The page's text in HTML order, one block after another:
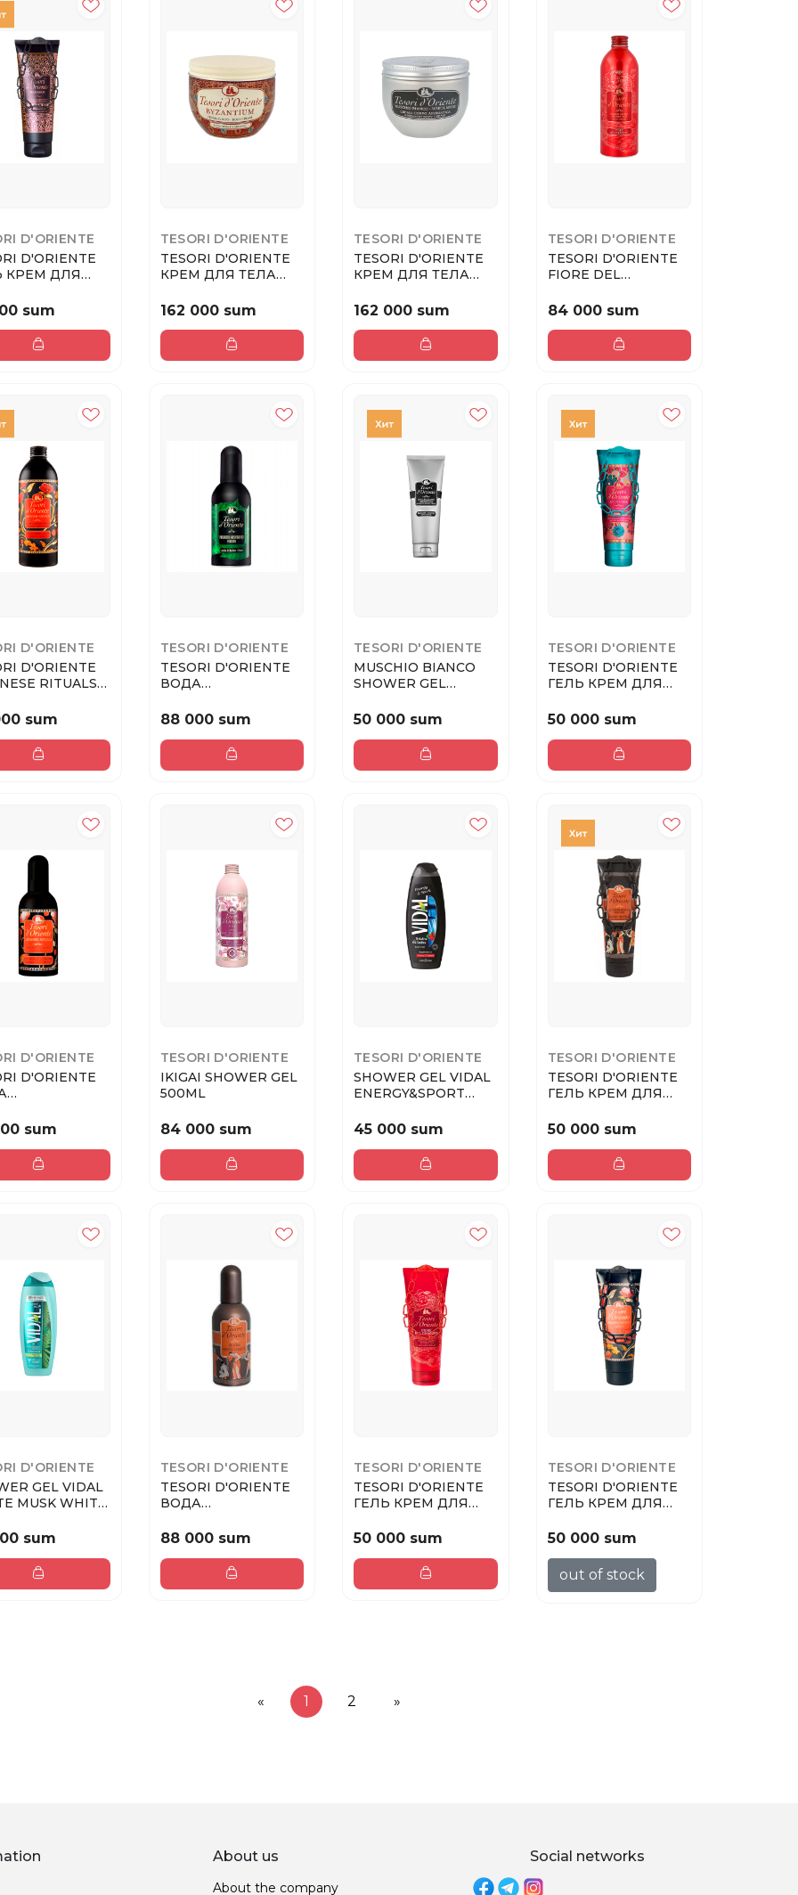
D'ORIENTE
D'ORIENTE
КРЕМ ДЛЯ
sum
TESORI D'ORIENTE
TESORI D'ORIENTE
КРЕМ ДЛЯ ТЕЛА
300М...
162 000 sum
TESORI D'ORIENTE
TESORI D'ORIENTE
КРЕМ ДЛЯ ТЕЛА
300МЛ
162 000 sum
TESORI D'ORIENTE
TESORI D'ORIENTE
FIORE DEL
ДЛЯ ДУША Ц...
84 000 sum
D'ORIENTE
D'ORIENTE
RITUALS
sum
TESORI D'ORIENTE
TESORI D'ORIENTE
ВОДА
SANDALO (M) 100М...
88 000 sum
TESORI D'ORIENTE
MUSCHIO BIANCO
SHOWER GEL
50 000 sum
TESORI D'ORIENTE
TESORI D'ORIENTE
ГЕЛЬ КРЕМ ДЛЯ
АМЛА ...
50 000 sum
D'ORIENTE
D'ORIENTE
TSUBAKI ...
sum
TESORI D'ORIENTE
IKIGAI SHOWER GEL
500ML
84 000 sum
TESORI D'ORIENTE
SHOWER GEL VIDAL
ENERGY&SPORT
GUARANA ...
45 000 sum
TESORI D'ORIENTE
TESORI D'ORIENTE
ГЕЛЬ КРЕМ ДЛЯ
ЛОТОС 25...
50 000 sum
D'ORIENTE
GEL VIDAL
MUSK WHITE
sum
TESORI D'ORIENTE
TESORI D'ORIENTE
ВОДА
FIOR DI LOTO (W)...
88 000 sum
TESORI D'ORIENTE
TESORI D'ORIENTE
ГЕЛЬ КРЕМ ДЛЯ
DRAG...
50 000 sum
TESORI D'ORIENTE
TESORI D'ORIENTE
ГЕЛЬ КРЕМ ДЛЯ
RITUA...
50 000 sum
out of stock
« 1 2 »
About us
About the company
Social networks